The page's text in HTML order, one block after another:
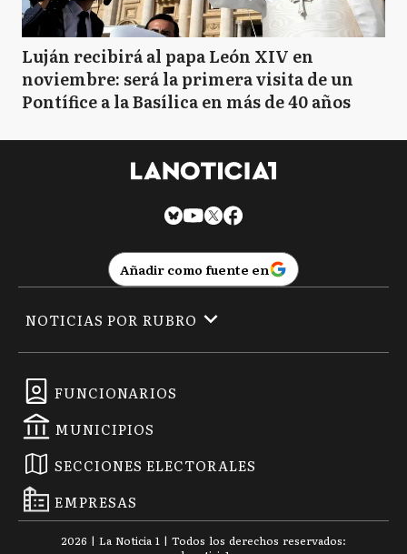
Luján recibirá al papa León XIV en
noviembre: será la primera visita de un
Pontífice a la Basílica en más de 40 años
Añadir como fuente en
FUNCIONARIOS
MUNICIPIOS
SECCIONES ELECTORALES
EMPRESAS
NOTICIAS POR RUBRO
2026 | La Noticia 1 | Todos los derechos reservados: